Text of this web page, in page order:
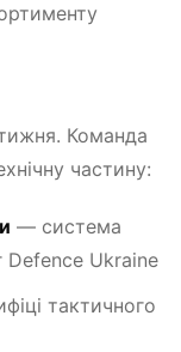
Команда
частину:
— система
Defence Ukraine
тактичного